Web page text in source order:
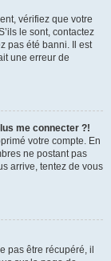
vérifiez que votre
le sont, contactez
pas été banni. Il est
une erreur de
me connecter ?!
votre compte. En
ne postant pas
arrive, tentez de vous
pas être récupéré, il